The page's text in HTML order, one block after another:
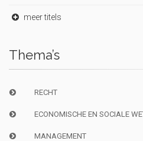
meer titels
Thema’s
RECHT
ECONOMISCHE EN SOCIALE
MANAGEMENT